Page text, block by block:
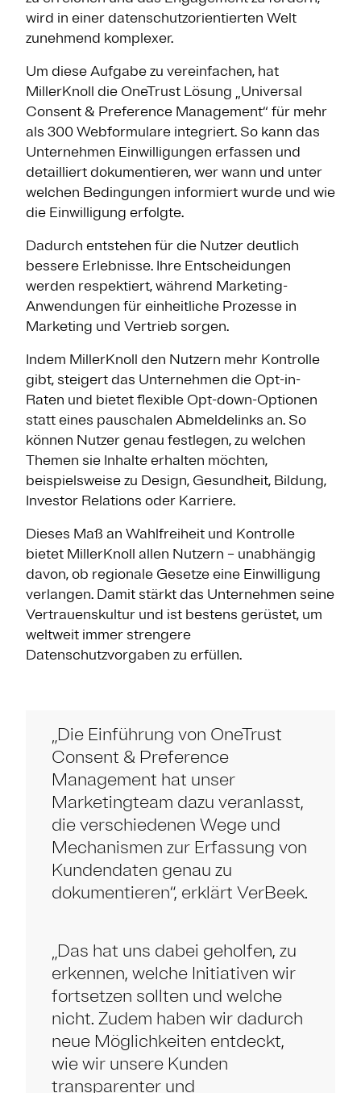
wird in einer datenschutzorientierten Welt
zunehmend komplexer.
Um diese Aufgabe zu vereinfachen, hat
MillerKnoll die OneTrust Lösung „Universal
Consent & Preference Management“ für mehr
als 300 Webformulare integriert. So kann das
Unternehmen Einwilligungen erfassen und
detailliert dokumentieren, wer wann und unter
welchen Bedingungen informiert wurde und wie
die Einwilligung erfolgte.
Dadurch entstehen für die Nutzer deutlich
bessere Erlebnisse. Ihre Entscheidungen
werden respektiert, während Marketing-
Anwendungen für einheitliche Prozesse in
Marketing und Vertrieb sorgen.
Indem MillerKnoll den Nutzern mehr Kontrolle
gibt, steigert das Unternehmen die Opt-in-
Raten und bietet flexible Opt-down-Optionen
statt eines pauschalen Abmeldelinks an. So
können Nutzer genau festlegen, zu welchen
Themen sie Inhalte erhalten möchten,
beispielsweise zu Design, Gesundheit, Bildung,
Investor Relations oder Karriere.
Dieses Maß an Wahlfreiheit und Kontrolle
bietet MillerKnoll allen Nutzern – unabhängig
davon, ob regionale Gesetze eine Einwilligung
verlangen. Damit stärkt das Unternehmen seine
Vertrauenskultur und ist bestens gerüstet, um
weltweit immer strengere
Datenschutzvorgaben zu erfüllen.
„Die Einführung von OneTrust
Consent & Preference
Management hat unser
Marketingteam dazu veranlasst,
die verschiedenen Wege und
Mechanismen zur Erfassung von
Kundendaten genau zu
dokumentieren“, erklärt VerBeek.
„Das hat uns dabei geholfen, zu
erkennen, welche Initiativen wir
fortsetzen sollten und welche
nicht. Zudem haben wir dadurch
neue Möglichkeiten entdeckt,
wie wir unsere Kunden
transparenter und